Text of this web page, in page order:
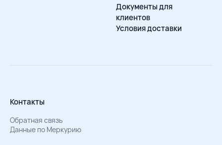
Документы для
клиентов
Условия доставки
Контакты
Обратная связь
Данные по Меркурию